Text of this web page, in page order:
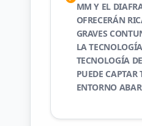
MM Y EL
OFRECERÁN
GRAVES
LA
TECNOLOGÍA
PUEDE
ENTORNO